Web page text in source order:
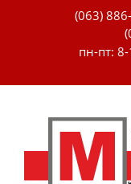
(063)
пн-пт: